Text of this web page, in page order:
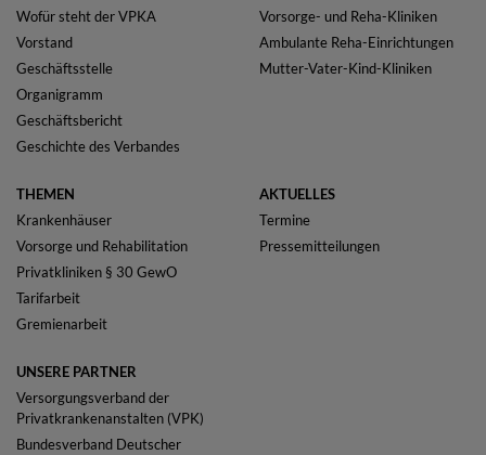
Wofür steht der VPKA
Vorstand
Geschäftsstelle
Organigramm
Geschäftsbericht
Geschichte des Verbandes
Vorsorge- und Reha-Kliniken
Ambulante Reha-Einrichtungen
Mutter-Vater-Kind-Kliniken
THEMEN
Krankenhäuser
Vorsorge und Rehabilitation
Privatkliniken § 30 GewO
Tarifarbeit
Gremienarbeit
AKTUELLES
Termine
Pressemitteilungen
UNSERE PARTNER
Versorgungsverband der
Privatkrankenanstalten (VPK)
Bundesverband Deutscher